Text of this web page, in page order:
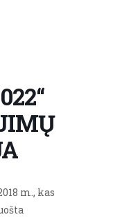
m., kas